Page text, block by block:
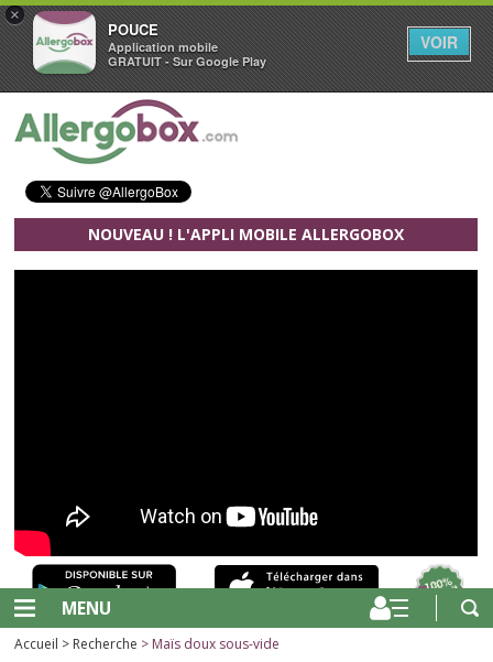
×
POUCE
Application mobile
GRATUIT - Sur Google Play
VOIR
Aller au contenu principal
NOUVEAU ! L'APPLI MOBILE ALLERGOBOX
MENU
Accueil > Recherche > Maïs doux sous-vide